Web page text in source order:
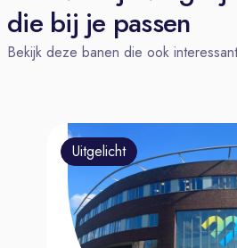
die bij je passen
Bekijk deze banen die ook
Uitgelicht